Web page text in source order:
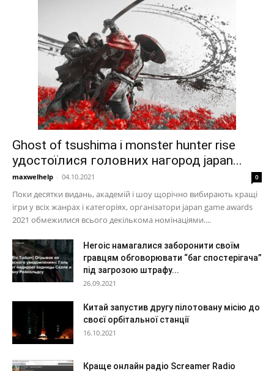
Ghost of tsushima і monster hunter rise
удостоїлися головних нагород japan...
maxwelhelp - 04.10.2021 0
Поки десятки видань, академій і шоу щорічно вибирають кращі
ігри у всіх жанрах і категоріях, організатори japan game awards
2021 обмежилися всього декількома номінаціями....
Heroic намагалися заборонити своїм
гравцям обговорювати “баг спостерігача”
під загрозою штрафу...
26.09.2021
Китай запустив другу пілотовану місію до
своєї орбітальної станції
16.10.2021
Краще онлайн радіо Screamer Radio